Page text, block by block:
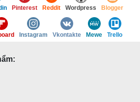
Pinterest Reddit Wordpress Blogger
Instagram Vkontakte Mewe Trello